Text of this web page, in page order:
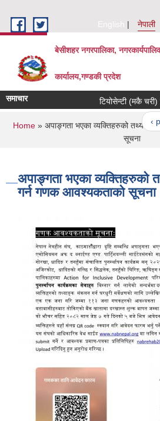
English
नेपाली
बेसीशहर नगरपालिका,
कार्यालय,गण्डकी प्रदेश
समाचार टियोसेन्टी (मकै चरी)
‹
You are here
Home» अपाङ्गता भएका व्यक्तिहरुको
सूचना
अपाङ्गता भएका
गर्न गणक आवश्यकताको सूचना